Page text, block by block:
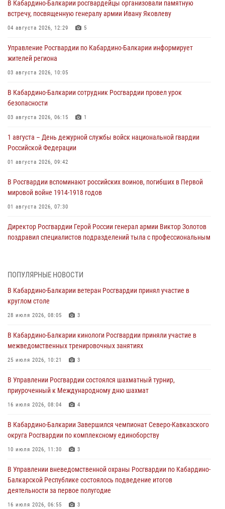
В Кабардино-Балкарии росгвардейцы организовали памятную
встречу, посвященную генералу армии Ивану Яковлеву
04 августа 2026, 12:29 5
Управление Росгвардии по Кабардино-Балкарии информирует
жителей региона
03 августа 2026, 10:05
В Кабардино‑Балкарии сотрудник Росгвардии провел урок
безопасности
03 августа 2026, 06:15 1
1 августа – День дежурной службы войск национальной гвардии
Российской Федерации
01 августа 2026, 09:42
В Росгвардии вспоминают российских воинов, погибших в Первой
мировой войне 1914-1918 годов
01 августа 2026, 07:30
Директор Росгвардии Герой России генерал армии Виктор Золотов
поздравил специалистов подразделений тыла с профессиональным
направлении
31 июля 2026, 09:22
генерала армии Виктора Золотова с заместителем полномочного
представителя Президента Российской Федерации в Северо-
Кавказском федеральном округе Виталием Кузнецовым
Управление Росгвардии по Кабардино-Балкарской Республике
информирует
В Кабардино-Балкарии нештатные инструктора подразделений
Росгвардии отработали профессиональные навыки
ПОПУЛЯРНЫЕ НОВОСТИ
В Кабардино-Балкарии ветеран Росгвардии принял участие в
круглом столе
28 июля 2026, 08:05 3
В Кабардино-Балкарии кинологи Росгвардии приняли участие в
межведомственных тренировочных занятиях
25 июля 2026, 10:21 3
В Управлении Росгвардии состоялся шахматный турнир,
приуроченный к Международному дню шахмат
16 июля 2026, 08:04 4
В Кабардино-Балкарии Завершился чемпионат Северо-Кавказского
округа Росгвардии по комплексному единоборству
10 июля 2026, 11:30 3
В Управлении вневедомственной охраны Росгвардии по Кабардино-
Балкарской Республике состоялось подведение итогов
деятельности за первое полугодие
16 июля 2026, 06:55 3